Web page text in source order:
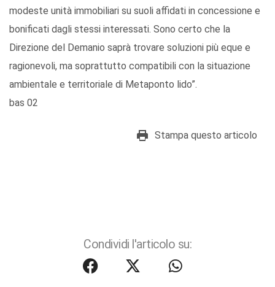
modeste unità immobiliari su suoli affidati in concessione e
bonificati dagli stessi interessati. Sono certo che la
Direzione del Demanio saprà trovare soluzioni più eque e
ragionevoli, ma soprattutto compatibili con la situazione
ambientale e territoriale di Metaponto lido”.
bas 02
Stampa questo articolo
Condividi l'articolo su: